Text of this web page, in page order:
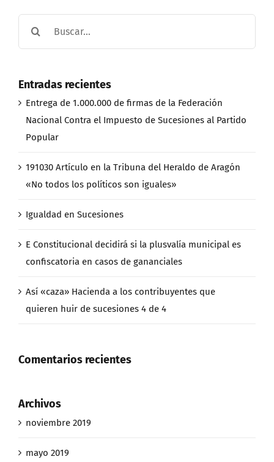
Entradas recientes
Entrega de 1.000.000 de firmas de la Federación
Nacional Contra el Impuesto de Sucesiones al Partido
Popular
191030 Artículo en la Tribuna del Heraldo de Aragón
«No todos los políticos son iguales»
Igualdad en Sucesiones
E Constitucional decidirá si la plusvalía municipal es
confiscatoria en casos de gananciales
Así «caza» Hacienda a los contribuyentes que
quieren huir de sucesiones 4 de 4
Comentarios recientes
Archivos
noviembre 2019
mayo 2019